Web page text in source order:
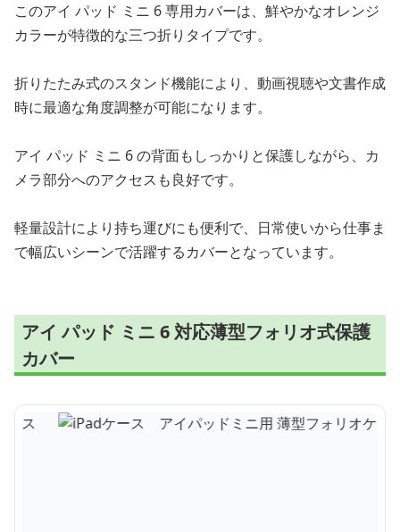
このアイ パッド ミニ 6 専用カバーは、鮮やかなオレンジ
カラーが特徴的な三つ折りタイプです。
折りたたみ式のスタンド機能により、動画視聴や文書作成
時に最適な角度調整が可能になります。
アイ パッド ミニ 6 の背面もしっかりと保護しながら、カ
メラ部分へのアクセスも良好です。
軽量設計により持ち運びにも便利で、日常使いから仕事ま
で幅広いシーンで活躍するカバーとなっています。
アイ パッド ミニ 6 対応薄型フォリオ式保護
カバー